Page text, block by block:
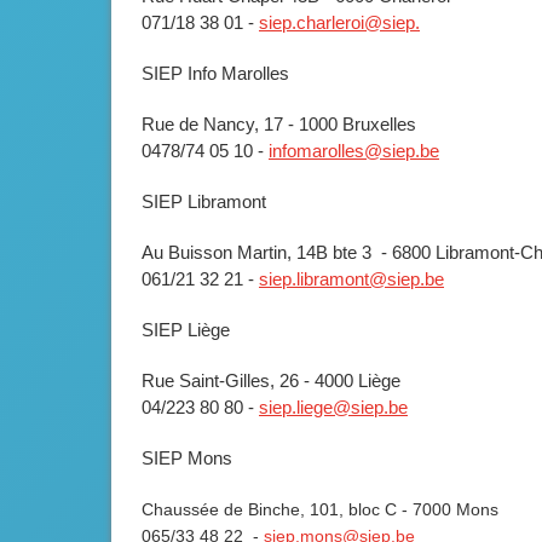
071/18 38 01 - siep.charleroi@siep.
SIEP Info Marolles
Rue de Nancy, 17 - 1000 Bruxelles
0478/74 05 10 - infomarolles@siep.be
SIEP Libramont
Au Buisson Martin, 14B bte 3 - 6800 Libramont-
061/21 32 21 - siep.libramont@siep.be
SIEP Liège
Rue Saint-Gilles, 26 - 4000 Liège
04/223 80 80 - siep.liege@siep.be
SIEP Mons
Chaussée de Binche, 101, bloc C - 7000 Mons
065/33 48 22 - siep.mons@siep.be